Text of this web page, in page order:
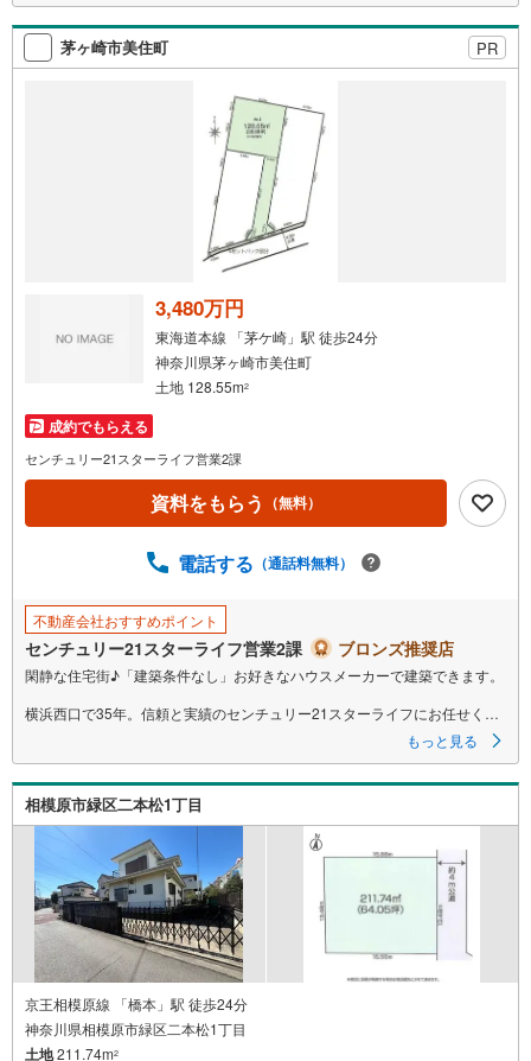
◇建築条件外し可能！理想を叶える自由設計
茅ヶ崎市美住町 PR
3,480万円
東海道本線 「茅ケ崎」駅 徒歩24分
神奈川県茅ヶ崎市美住町
土地 128.55m2
成約でもらえる
センチュリー21スターライフ営業2課
資料をもらう （無料）
電話する （通話料無料）
不動産会社おすすめポイント
センチュリー21スターライフ営業2課 ブロンズ推奨店
閑静な住宅街♪「建築条件なし」お好きなハウスメーカーで建築できます。
横浜西口で35年。信頼と実績のセンチュリー21スターライフにお任せくだ
インターネット未公開やセンチュリー21ならではの物件も豊富にご用意し
ております。
横浜駅西口より徒歩5分。お車でのご来店も可能です。
「センチュリオン獲得店舗」
全国約970店舗あるセンチュリー21のお店。その中でも、アメリカ本部が
設ける一定基準を満たした、上位4％しか受賞できない賞。それが「センチ
ュリオン」です。 弊社はそのセンチュリオンを2003年から欠かすことなく
受賞し続けております。
「住宅ローン相談会」
お客様にあった無理のない住宅ローンの試算やご購入の際に実際かかる諸
費用の概算も行っております。人生最大のお買い物になりますので、しっ
かりとした資金計画のアドバイスをさせて頂きます。
当社では来店しなくても物件の見学ができるオンライン内見を実施してい
ます。
もっと見る
相模原市緑区二本松1丁目
京王相模原線 「橋本」駅 徒歩24分
神奈川県相模原市緑区二本松1丁目
土地211.74m2